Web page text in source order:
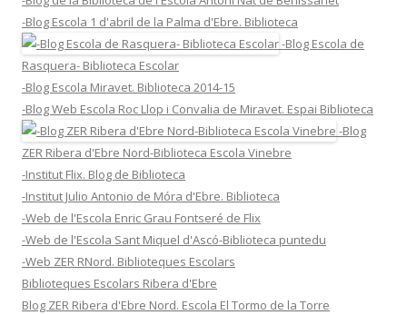
-Blog Escola 1 d'abril de la Palma d'Ebre. Biblioteca
-Blog Escola de
Rasquera- Biblioteca Escolar
-Blog Escola Miravet. Biblioteca 2014-15
-Blog Web Escola Roc Llop i Convalia de Miravet. Espai Biblioteca
-Blog
ZER Ribera d'Ebre Nord-Biblioteca Escola Vinebre
-Institut Flix. Blog de Biblioteca
-Institut Julio Antonio de Móra d'Ebre. Biblioteca
-Web de l'Escola Enric Grau Fontseré de Flix
-Web de l'Escola Sant Miquel d'Ascó-Biblioteca puntedu
-Web ZER RNord. Biblioteques Escolars
Biblioteques Escolars Ribera d'Ebre
Blog ZER Ribera d'Ebre Nord. Escola El Tormo de la Torre